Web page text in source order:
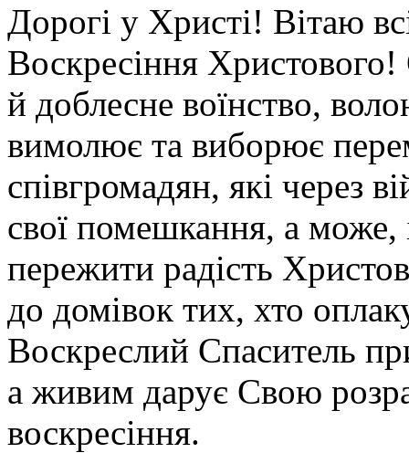
Дорогі у Христі! Вітаю
Воскресіння
й доблесне воїнство,
вимолює та виборює
співгромадян, які через
свої помешкання, а може,
пережити радість
до домівок тих, хто
Воскреслий Спаситель
а живим дарує Свою
воскресіння.